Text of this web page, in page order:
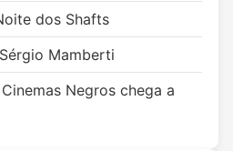
dos Shafts
Mamberti
Negros chega a